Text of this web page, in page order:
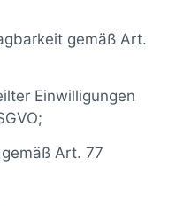
gemäß Art.
Einwilligungen
Art. 77